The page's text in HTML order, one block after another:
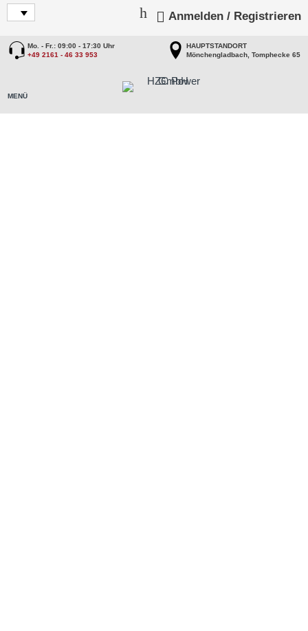
Anmelden / Registrieren
Mo. - Fr.: 09:00 - 17:30 Uhr
+49 2161 - 46 33 953
HAUPTSTANDORT
Mönchengladbach, Tomphecke 65